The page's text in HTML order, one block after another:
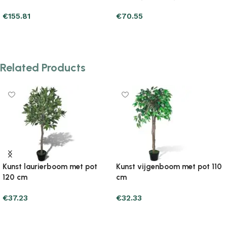
Related Products
Kunst laurierboom met pot
120 cm
€37.23
Kunst vijgenboom met pot 110
cm
€32.33